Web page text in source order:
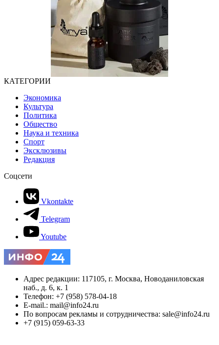
КАТЕГОРИИ
Экономика
Культура
Политика
Общество
Наука и техника
Спорт
Эксклюзивы
Редакция
Соцсети
Vkontakte
Telegram
Youtube
Адрес редакции: 117105, г. Москва, Новоданиловская
наб., д. 6, к. 1
Телефон: +7 (958) 578-04-18
E-mail.: mail@info24.ru
По вопросам рекламы и сотрудничества: sale@info24.ru
+7 (915) 059-63-33